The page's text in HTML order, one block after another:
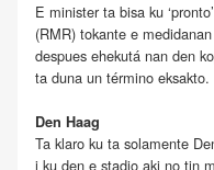
E minister ta bisa ku
(RMR) tokante e
despues ehekutá nan den
ta duna un término eksakto.
Den Haag
Ta klaro ku ta solamente
i ku den e stadio aki no tin